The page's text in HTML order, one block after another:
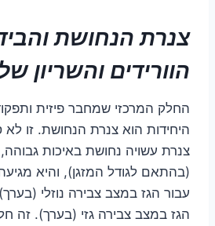
צנרת הנחושת
הוורידים והשריון
החלק המרכזי שמחבר פיזית
היחידות הוא צנרת הנחושת. זו לא
צנרת עשויה נחושת באיכות
(בהתאם לגודל המזגן), והיא
עבור הגז במצב צבירה נוזלי
הגז במצב צבירה גזי (בערך). זה